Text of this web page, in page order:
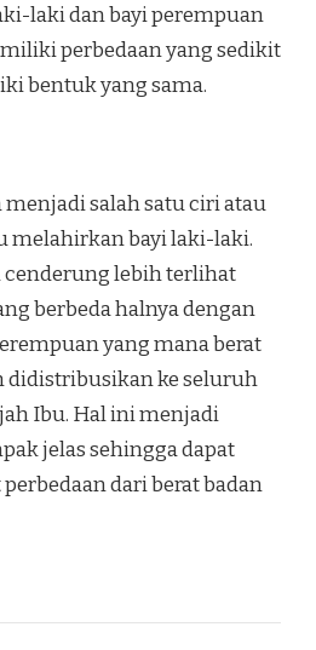
laki dan bayi perempuan
perbedaan yang sedikit
bentuk yang sama.
menjadi salah satu ciri atau
melahirkan bayi laki-laki.
cenderung lebih terlihat
berbeda halnya dengan
yang mana berat
didistribusikan ke seluruh
Ibu. Hal ini menjadi
jelas sehingga dapat
dari berat badan